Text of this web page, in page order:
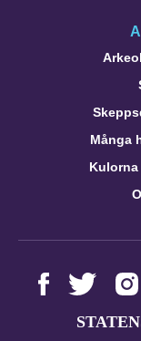
Många